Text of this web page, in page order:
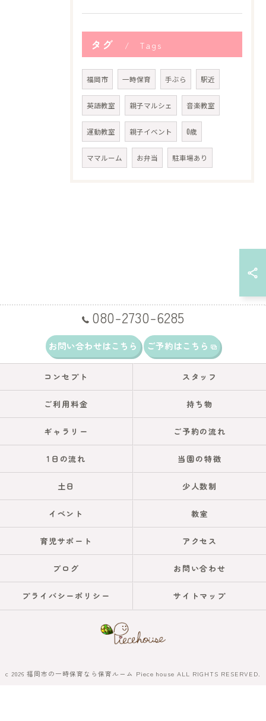
タグ Tags
福岡市 一時保育 手ぶら 駅近
英語教室 親子マルシェ 音楽教室
運動教室 親子イベント 0歳
ママルーム お弁当 駐車場あり
080-2730-6285
お問い合わせはこちら ご予約はこちら
コンセプト スタッフ
ご利用料金 持ち物
ギャラリー ご予約の流れ
1日の流れ 当園の特徴
土日 少人数制
イベント 教室
育児サポート アクセス
ブログ お問い合わせ
プライバシーポリシー サイトマップ
c 2026 福岡市の一時保育なら保育ルーム Piece house ALL RIGHTS RESERVED.